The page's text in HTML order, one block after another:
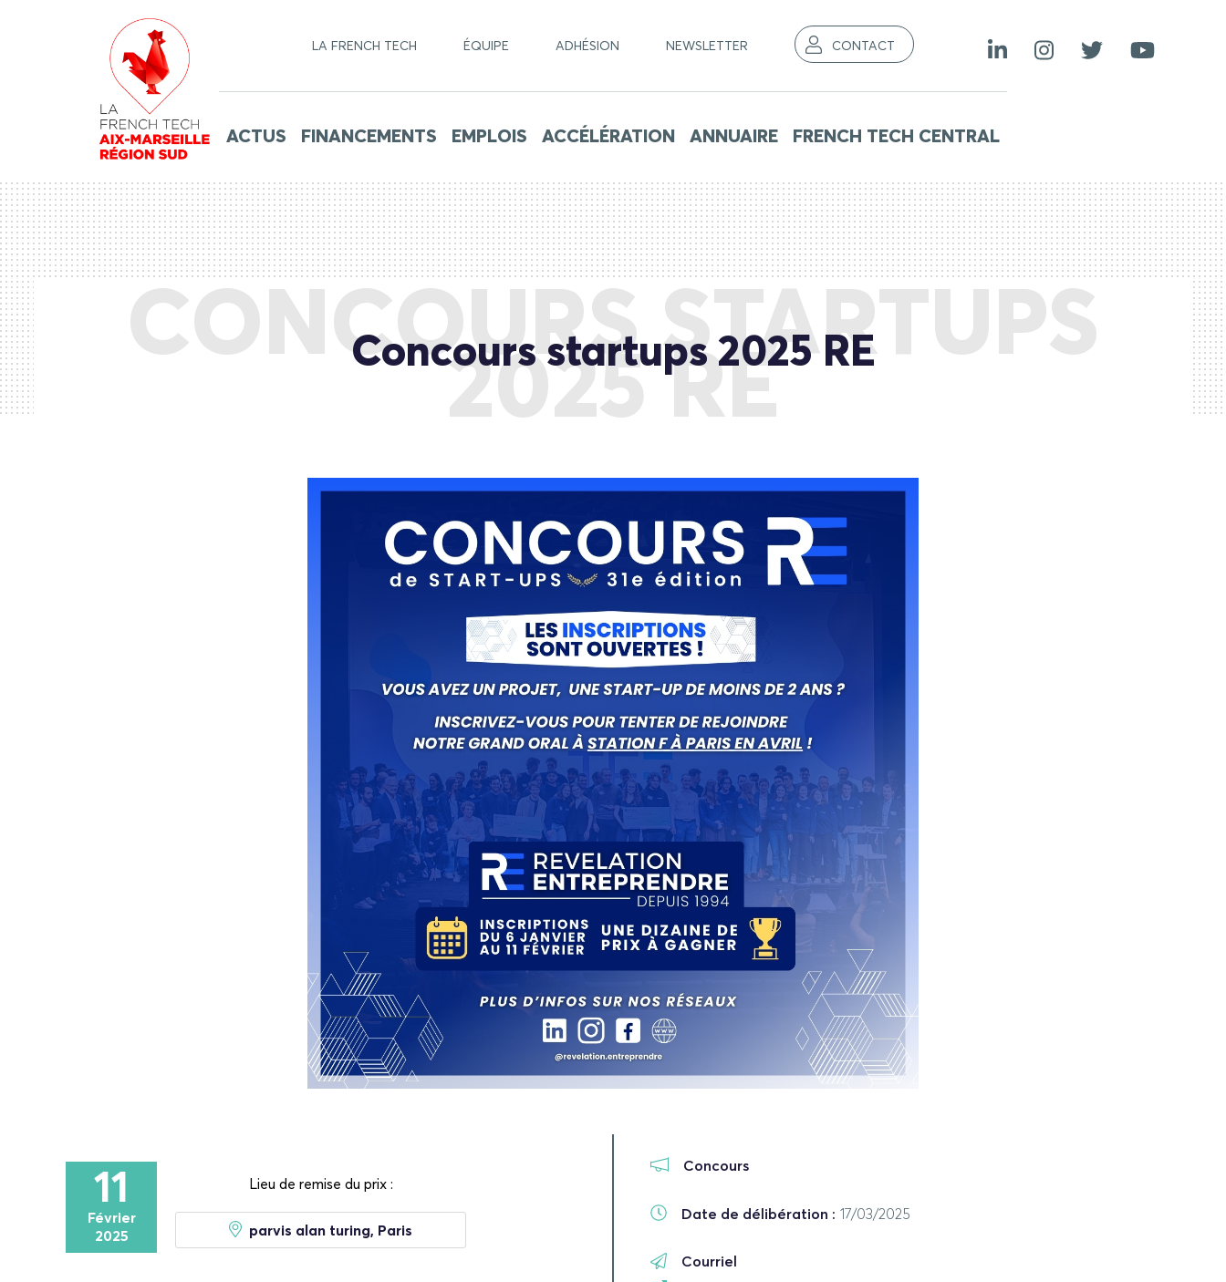
LA FRENCH TECH ÉQUIPE ADHÉSION NEWSLETTER CONTACT
ACTUS FINANCEMENTS EMPLOIS ACCÉLÉRATION ANNUAIRE FRENCH TECH CENTRAL
CONCOURS STARTUPS
2025 RE
Concours startups 2025 RE
11
Février
2025
Lieu de remise du prix :
parvis alan turing, Paris
Concours
Date de délibération : 17/03/2025
Courriel